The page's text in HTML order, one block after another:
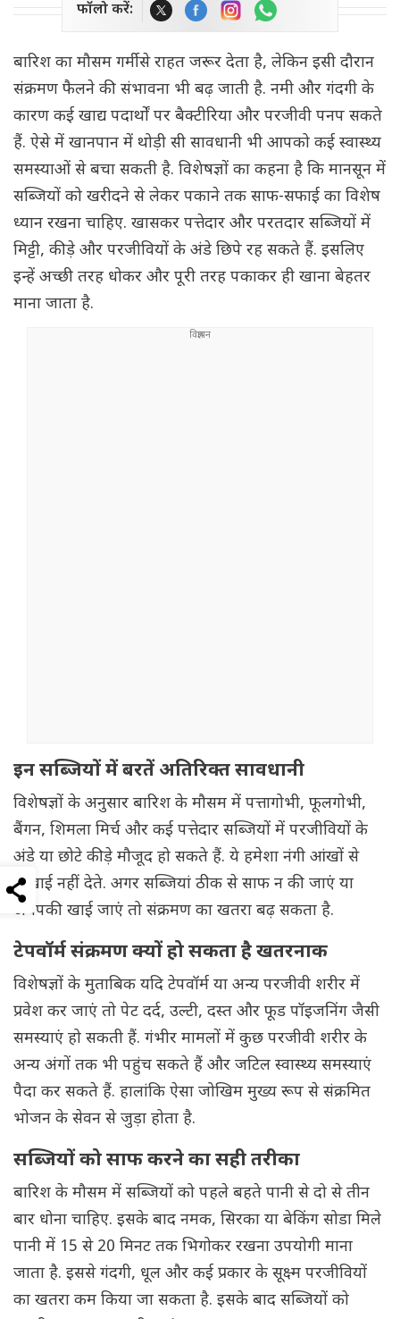
फॉलो करें:
बारिश का मौसम गर्मी से राहत जरूर देता है, लेकिन इसी दौरान
संक्रमण फैलने की संभावना भी बढ़ जाती है. नमी और गंदगी के
कारण कई खाद्य पदार्थों पर बैक्टीरिया और परजीवी पनप सकते
हैं. ऐसे में खानपान में थोड़ी सी सावधानी भी आपको कई स्वास्थ्य
समस्याओं से बचा सकती है. विशेषज्ञों का कहना है कि मानसून में
सब्जियों को खरीदने से लेकर पकाने तक साफ-सफाई का विशेष
ध्यान रखना चाहिए. खासकर पत्तेदार और परतदार सब्जियों में
मिट्टी, कीड़े और परजीवियों के अंडे छिपे रह सकते हैं. इसलिए
इन्हें अच्छी तरह धोकर और पूरी तरह पकाकर ही खाना बेहतर
माना जाता है.
इन सब्जियों में बरतें अतिरिक्त सावधानी
विशेषज्ञों के अनुसार बारिश के मौसम में पत्तागोभी, फूलगोभी,
बैंगन, शिमला मिर्च और कई पत्तेदार सब्जियों में परजीवियों के
अंडे या छोटे कीड़े मौजूद हो सकते हैं. ये हमेशा नंगी आंखों से
दिखाई नहीं देते. अगर सब्जियां ठीक से साफ न की जाएं या
अधपकी खाई जाएं तो संक्रमण का खतरा बढ़ सकता है.
टेपवॉर्म संक्रमण क्यों हो सकता है खतरनाक
विशेषज्ञों के मुताबिक यदि टेपवॉर्म या अन्य परजीवी शरीर में
प्रवेश कर जाएं तो पेट दर्द, उल्टी, दस्त और फूड पॉइजनिंग जैसी
समस्याएं हो सकती हैं. गंभीर मामलों में कुछ परजीवी शरीर के
अन्य अंगों तक भी पहुंच सकते हैं और जटिल स्वास्थ्य समस्याएं
पैदा कर सकते हैं. हालांकि ऐसा जोखिम मुख्य रूप से संक्रमित
भोजन के सेवन से जुड़ा होता है.
सब्जियों को साफ करने का सही तरीका
बारिश के मौसम में सब्जियों को पहले बहते पानी से दो से तीन
बार धोना चाहिए. इसके बाद नमक, सिरका या बेकिंग सोडा मिले
पानी में 15 से 20 मिनट तक भिगोकर रखना उपयोगी माना
जाता है. इससे गंदगी, धूल और कई प्रकार के सूक्ष्म परजीवियों
का खतरा कम किया जा सकता है. इसके बाद सब्जियों को